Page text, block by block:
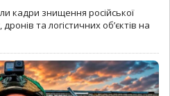
кадри знищення російської
та логістичних об’єктів на